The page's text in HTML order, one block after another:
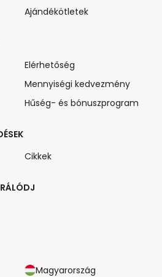
Magyarország
Ajándékötletek
Elérhetőség
Mennyiségi kedvezmény
Hűség- és bónuszprogram
Cikkek